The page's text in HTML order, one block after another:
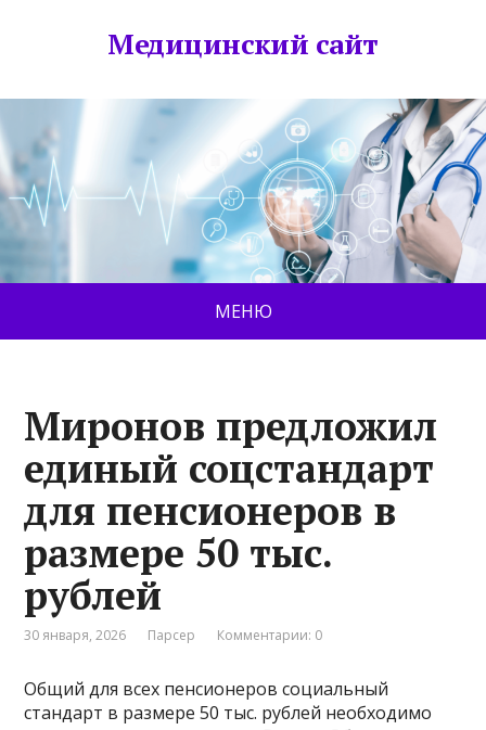
Медицинский сайт
МЕНЮ
Миронов предложил
единый соцстандарт
для пенсионеров в
размере 50 тыс.
рублей
30 января, 2026 Парсер Комментарии: 0
Общий для всех пенсионеров социальный
стандарт в размере 50 тыс. рублей необходимо